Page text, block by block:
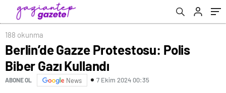
188 okunma
Berlin’de Gazze Protestosu: Polis
Biber Gazı Kullandı
ABONE OL News 7 Ekim 2024 00:35